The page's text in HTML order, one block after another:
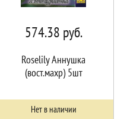
574.38 руб.
Roselily Аннушка
(вост.махр) 5шт
Нет в наличии